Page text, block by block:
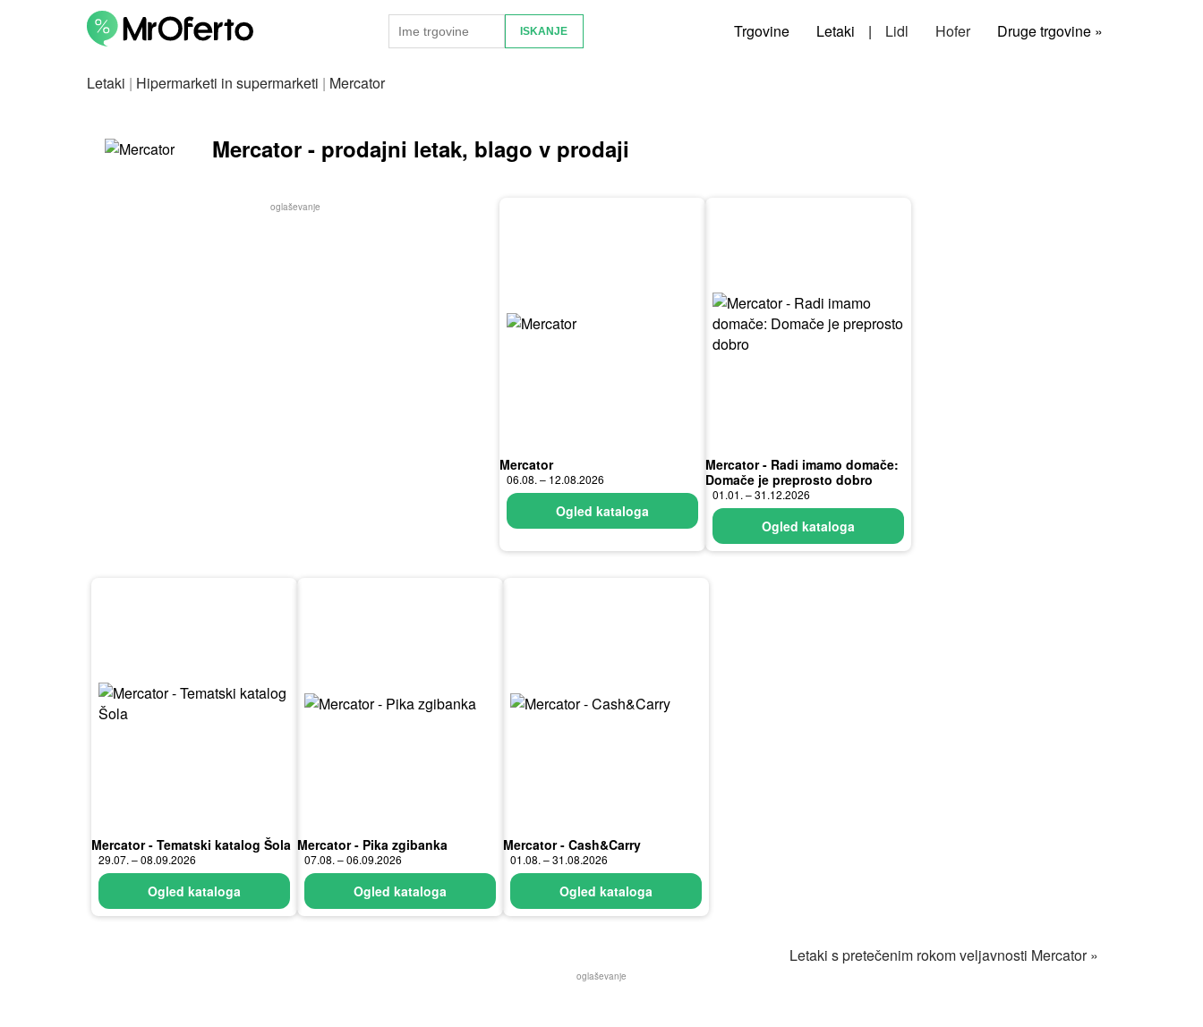
Trgovine Letaki | Lidl Hofer Druge trgovine »
Letaki | Hipermarketi in supermarketi | Mercator
Mercator - prodajni letak, blago v prodaji
oglaševanje
Mercator
06.08. – 12.08.2026
Ogled kataloga
Mercator - Radi imamo domače:
Domače je preprosto dobro
01.01. – 31.12.2026
Ogled kataloga
Mercator - Tematski katalog Šola
29.07. – 08.09.2026
Ogled kataloga
Mercator - Pika zgibanka
07.08. – 06.09.2026
Ogled kataloga
Mercator - Cash&Carry
01.08. – 31.08.2026
Ogled kataloga
Letaki s pretečenim rokom veljavnosti Mercator »
oglaševanje